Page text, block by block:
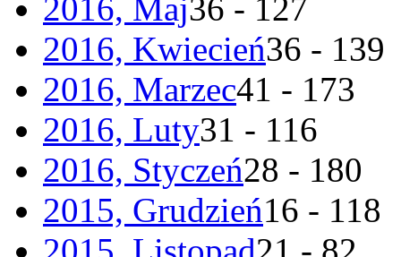
2016, Maj36 - 127
2016, Kwiecień36 - 139
2016, Marzec41 - 173
2016, Luty31 - 116
2016, Styczeń28 - 180
2015, Grudzień16 - 118